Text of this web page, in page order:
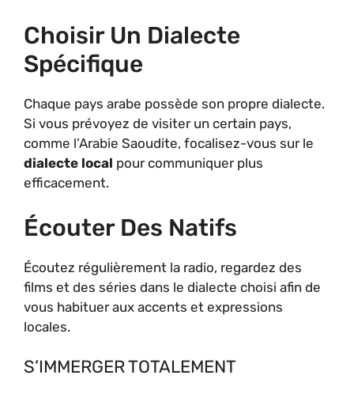
Choisir Un Dialecte
Spécifique
Chaque pays arabe possède son propre dialecte.
Si vous prévoyez de visiter un certain pays,
comme l’Arabie Saoudite, focalisez-vous sur le
dialecte local pour communiquer plus
efficacement.
Écouter Des Natifs
Écoutez régulièrement la radio, regardez des
films et des séries dans le dialecte choisi afin de
vous habituer aux accents et expressions
locales.
S’IMMERGER TOTALEMENT